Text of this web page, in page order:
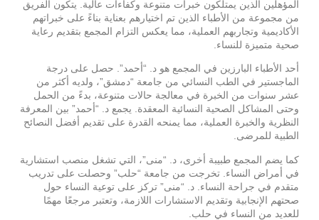
المؤهلين الذين يمتلكون خبرات متنوعة وكفاءات عالية. يتكون الفريق
من مجموعة من الأطباء الذين تم اختيارهم بعناية بناءً على خبراتهم
الأكاديمية وتجاربهم العملية، مما يعكس التزام المجمع بتقديم رعاية
صحية متميزة للنساء.
أحد الأطباء البارزين في المجمع هو د. “أحمد”. حصل على درجة
الماجستير في الطب النسائي من جامعة “دمشق”، ولديه أكثر من
عشر سنوات من الخبرة في معالجة حالات متنوعة، بدءً من الحمل
وحتى المشاكل الصحية النسائية المعقدة. يجمع د. “أحمد” بين المعرفة
النظرية والخبرة العملية، مما يمنحه القدرة على تقديم أفضل النصائح
الطبية للمرضى.
كما يضم المجمع طبيبة أخرى، د. “منى”، التي تشغل منصب استشارية
في أمراض النساء. تخرجت من جامعة “حلب” وحصلت على تدريب
متقدم في جراحة النساء. د. “منى” تركز على توعية النساء حول
صحتهم الإنجابية وتقديم الاستشارات اللازمة، وتعتبر مرجعًا مهمًا
للعديد من النساء في حلب.